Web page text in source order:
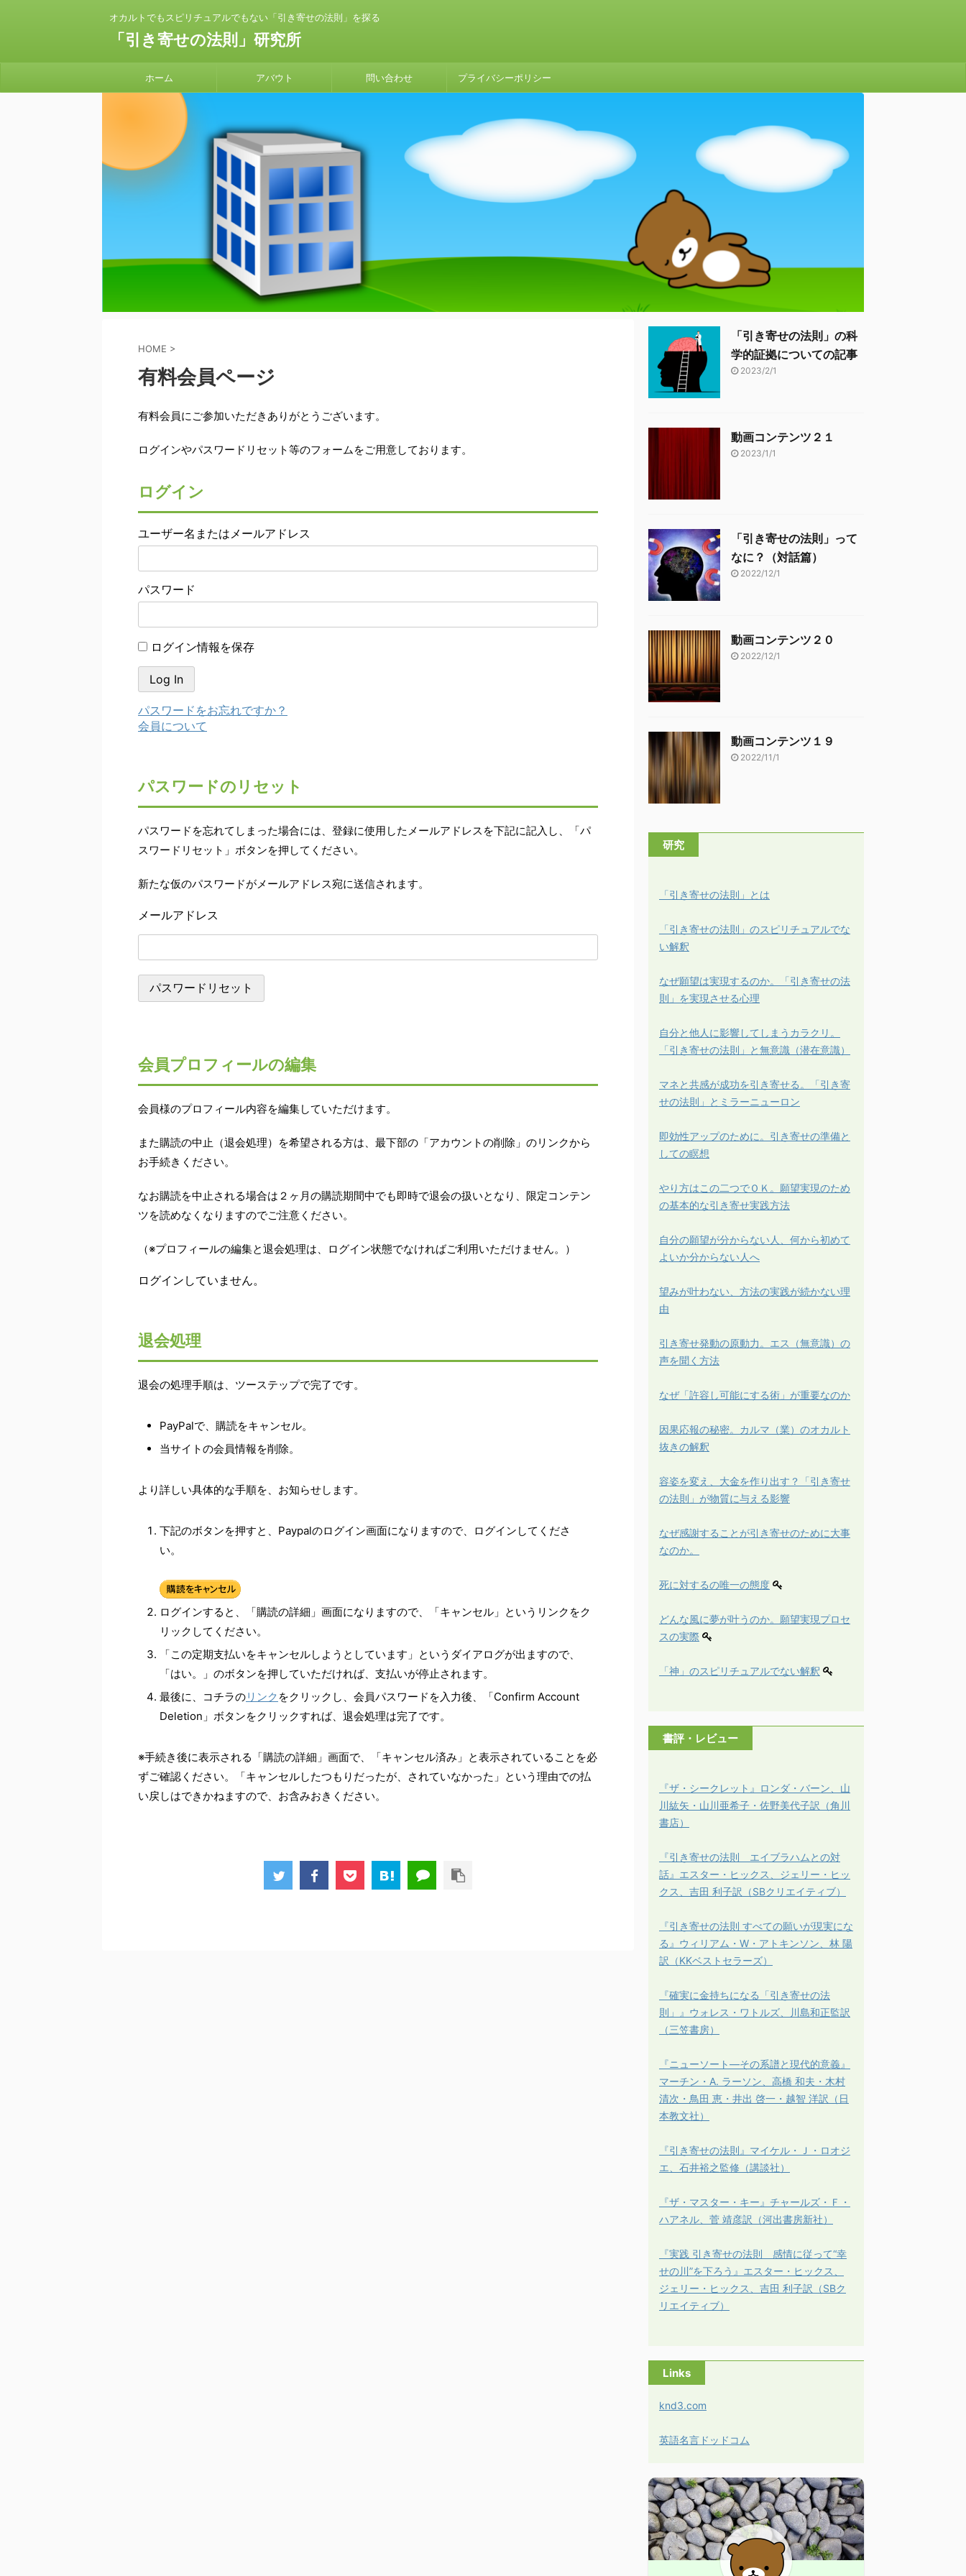
オカルトでもスピリチュアルでもない「引き寄せの法則」を探る
「引き寄せの法則」研究所
ホーム アバウト 問い合わせ プライバシーポリシー
HOME >
有料会員ページ
有料会員にご参加いただきありがとうございます。
ログインやパスワードリセット等のフォームをご用意しております。
ログイン
ユーザー名またはメールアドレス
パスワード
ログイン情報を保存
パスワードをお忘れですか？
会員について
パスワードのリセット
パスワードを忘れてしまった場合には、登録に使用したメールアドレスを下記に記入し、「パ
スワードリセット」ボタンを押してください。
新たな仮のパスワードがメールアドレス宛に送信されます。
メールアドレス
会員プロフィールの編集
会員様のプロフィール内容を編集していただけます。
また購読の中止（退会処理）を希望される方は、最下部の「アカウントの削除」のリンクから
お手続きください。
なお購読を中止される場合は２ヶ月の購読期間中でも即時で退会の扱いとなり、限定コンテン
ツを読めなくなりますのでご注意ください。
（※プロフィールの編集と退会処理は、ログイン状態でなければご利用いただけません。）
ログインしていません。
退会処理
退会の処理手順は、ツーステップで完了です。
PayPalで、購読をキャンセル。
当サイトの会員情報を削除。
より詳しい具体的な手順を、お知らせします。
下記のボタンを押すと、Paypalのログイン画面になりますので、ログインしてくださ
い。
ログインすると、「購読の詳細」画面になりますので、「キャンセル」というリンクをク
リックしてください。
「この定期支払いをキャンセルしようとしています」というダイアログが出ますので、
「はい。」のボタンを押していただければ、支払いが停止されます。
最後に、コチラのリンク をクリックし、会員パスワードを入力後、「Confirm Account
Deletion」ボタンをクリックすれば、退会処理は完了です。
※手続き後に表示される「購読の詳細」画面で、「キャンセル済み」と表示されていることを必
ずご確認ください。「キャンセルしたつもりだったが、されていなかった」という理由での払
い戻しはできかねますので、お含みおきください。
「引き寄せの法則」の科
学的証拠についての記事
2023/2/1
動画コンテンツ２１
2023/1/1
「引き寄せの法則」って
なに？（対話篇）
2022/12/1
動画コンテンツ２０
2022/12/1
動画コンテンツ１９
2022/11/1
研究
「引き寄せの法則」とは
「引き寄せの法則」のスピリチュアルでな
い解釈
なぜ願望は実現するのか。「引き寄せの法
則」を実現させる心理
自分と他人に影響してしまうカラクリ。
「引き寄せの法則」と無意識（潜在意識）
マネと共感が成功を引き寄せる。「引き寄
せの法則」とミラーニューロン
即効性アップのために。引き寄せの準備と
しての瞑想
やり方はこの二つでＯＫ。願望実現のため
の基本的な引き寄せ実践方法
自分の願望が分からない人、何から初めて
よいか分からない人へ
望みが叶わない、方法の実践が続かない理
由
引き寄せ発動の原動力。エス（無意識）の
声を聞く方法
なぜ「許容し可能にする術」が重要なのか
因果応報の秘密。カルマ（業）のオカルト
抜きの解釈
容姿を変え、大金を作り出す？「引き寄せ
の法則」が物質に与える影響
なぜ感謝することが引き寄せのために大事
なのか。
死に対するの唯一の態度
どんな風に夢が叶うのか。願望実現プロセ
スの実際
「神」のスピリチュアルでない解釈
書評・レビュー
『ザ・シークレット』ロンダ・バーン、山
川紘矢・山川亜希子・佐野美代子訳（角川
書店）
『引き寄せの法則 エイブラハムとの対
話』エスター・ヒックス、ジェリー・ヒッ
クス、吉田 利子訳（SBクリエイティブ）
『引き寄せの法則 すべての願いが現実にな
る』ウィリアム・W・アトキンソン、林 陽
訳（KKベストセラーズ）
『確実に金持ちになる「引き寄せの法
則」』ウォレス・ワトルズ、川島和正監訳
（三笠書房）
『ニューソート―その系譜と現代的意義』
マーチン・A. ラーソン、高橋 和夫・木村
清次・鳥田 恵・井出 啓一・越智 洋訳（日
本教文社）
『引き寄せの法則』マイケル・Ｊ・ロオジ
エ、石井裕之監修（講談社）
『ザ・マスター・キー』チャールズ・Ｆ・
ハアネル、菅 靖彦訳（河出書房新社）
『実践 引き寄せの法則 感情に従って“幸
せの川”を下ろう』エスター・ヒックス、
ジェリー・ヒックス、吉田 利子訳（SBク
リエイティブ）
Links
knd3.com
英語名言ドッドコム